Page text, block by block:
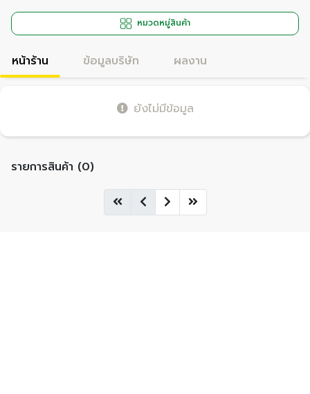
หมวดหมู่สินค้า
หน้าร้าน ข้อมูลบริษัท ผลงาน
ยังไม่มีข้อมูล
รายการสินค้า (0)